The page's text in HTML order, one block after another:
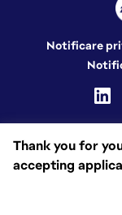
Thank you for
accepting
Notificare